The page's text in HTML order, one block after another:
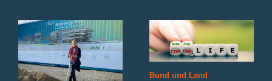
Bund und Land